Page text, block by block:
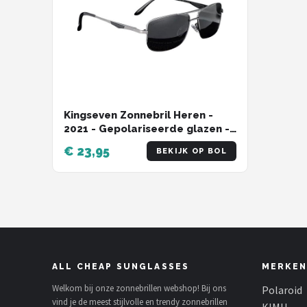
Kingseven Zonnebril Heren -
2021 - Gepolariseerde glazen -
Zwart - Grijs - Sunglasses
€ 23,95 BEKIJK OP BOL
ALL CHEAP SUNGLASSES
Welkom bij onze zonnebrillen webshop! Bij ons
vind je de meest stijlvolle en trendy zonnebrillen
MERKEN
Polaroid